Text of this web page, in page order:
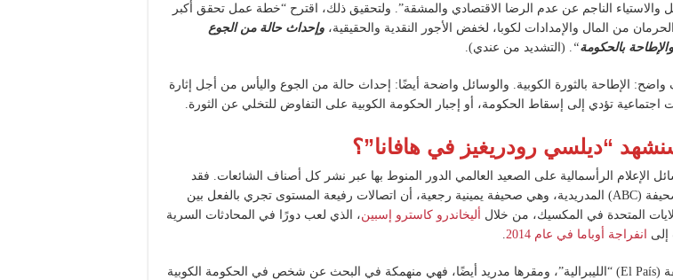
والاستياء الناجم عن عدم الرضا الاقتصادي والمشقة”. ولتحقيق ذلك، اقترح “خطة عمل تحقق أكبر
من المال والإمدادات لكوبا، لخفض الأجور النقدية والحقيقية، وإحداث حالة من الجوع
بالحكومة“ . (التشديد من عندي).
واضح: الإطاحة بالثورة الكوبية. والوسائل واضحة أيضًا: إحداث حالة من الجوع واليأس من أجل إثارة
اجتماعية تؤدي إلى إسقاط الحكومة، أو إجبار الحكومة الكوبية على التفاوض للتخلي عن الثورة.
“ديلسي رودريغيز في هافانا”؟
الإعلام الرأسمالية على الصعيد العالمي الدور المنوط بها عبر نشر كل أصناف الشائعات. فقد
زعمت صحيفة (ABC) المدريدية، وهي صحيفة يمينية رجعية، أن اتصالات رفيعة المستوى تجري بالفعل بين
المتحدة في المكسيك، من خلال
أليخاندرو كاسترو إسبين، الذي لعب دورًا في المحادثات السرية
إلى
انفراجة أوباما في عام 2014 .
أما صحيفة (El País) “الليبرالية”، ومقرها مدريد أيضًا، فهي منهمكة في البحث عن شخص في الحكومة الكوبية